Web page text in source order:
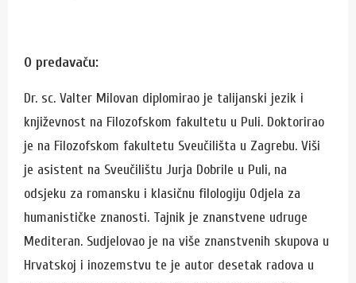
O predavaču:
Dr. sc. Valter Milovan diplomirao je talijanski jezik i
književnost na Filozofskom fakultetu u Puli. Doktorirao
je na Filozofskom fakultetu Sveučilišta u Zagrebu. Viši
je asistent na Sveučilištu Jurja Dobrile u Puli, na
odsjeku za romansku i klasičnu filologiju Odjela za
humanističke znanosti. Tajnik je znanstvene udruge
Mediteran. Sudjelovao je na više znanstvenih skupova u
Hrvatskoj i inozemstvu te je autor desetak radova u